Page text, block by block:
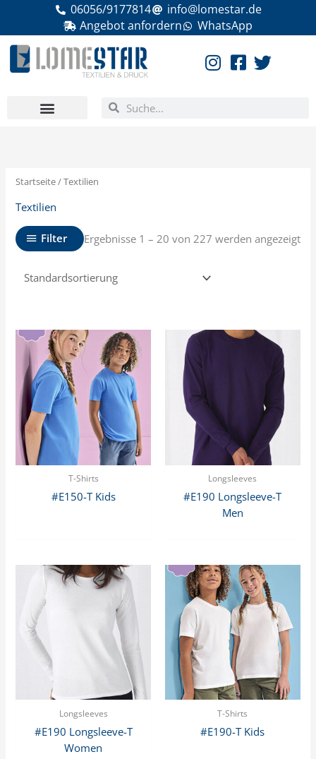
springen
06056/9177814
info@lomestar.de
Angebot anfordern
WhatsApp
SucheSuche
Startseite/ Textilien
Textilien
Filter Ergebnisse 1 – 20 von 227 werden angezeigt
T-Shirts
#E150-T Kids
Longsleeves
#E190 Longsleeve-T
Men
Longsleeves
#E190 Longsleeve-T
Women
T-Shirts
#E190-T Kids